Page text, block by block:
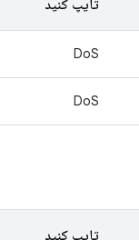
تایپ کنید
DoS
DoS
تایپ کنید